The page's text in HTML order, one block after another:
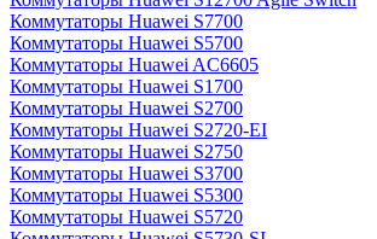
Коммутаторы Huawei S7700
Коммутаторы Huawei S5700
Коммутаторы Huawei AC6605
Коммутаторы Huawei S1700
Коммутаторы Huawei S2700
Коммутаторы Huawei S2720-EI
Коммутаторы Huawei S2750
Коммутаторы Huawei S3700
Коммутаторы Huawei S5300
Коммутаторы Huawei S5720